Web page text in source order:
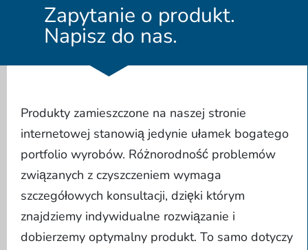
Zapytanie o produkt.
Napisz do nas.
Produkty zamieszczone na naszej stronie
internetowej stanowią jedynie ułamek bogatego
portfolio wyrobów. Różnorodność problemów
związanych z czyszczeniem wymaga
szczegółowych konsultacji, dzięki którym
znajdziemy indywidualne rozwiązanie i
dobierzemy optymalny produkt. To samo dotyczy